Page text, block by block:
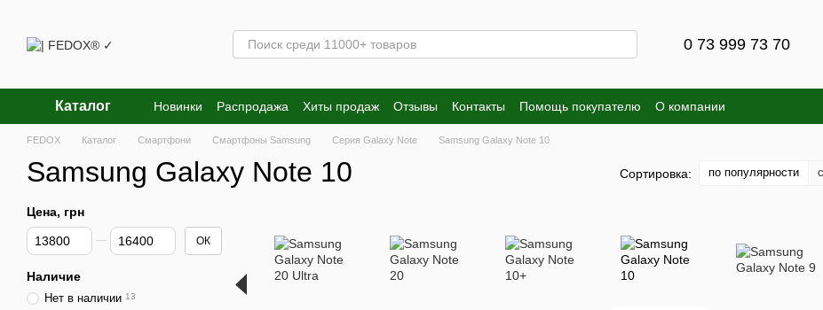
0 73 999 73 70
Каталог Новинки Распродажа Хиты продаж Отзывы Контакты Помощь покупателю О компании
FEDOX Каталог Смартфони Смартфоны Samsung Серия Galaxy Note Samsung Galaxy Note 10
Samsung Galaxy Note 10 Сортировка: по популярности
Цена, грн
От Цена, грн
До Цена, грн ОК
Наличие
Нет в наличии 13